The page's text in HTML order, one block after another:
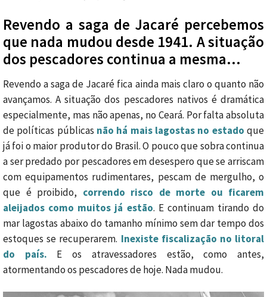
Revendo a saga de Jacaré percebemos
que nada mudou desde 1941. A situação
dos pescadores continua a mesma…
Revendo a saga de Jacaré fica ainda mais claro o quanto não
avançamos. A situação dos pescadores nativos é dramática
especialmente, mas não apenas, no Ceará. Por falta absoluta
de políticas públicas não há mais lagostas no estado que
já foi o maior produtor do Brasil. O pouco que sobra continua
a ser predado por pescadores em desespero que se arriscam
com equipamentos rudimentares, pescam de mergulho, o
que é proibido, correndo risco de morte ou ficarem
aleijados como muitos já estão. E continuam tirando do
mar lagostas abaixo do tamanho mínimo sem dar tempo dos
estoques se recuperarem. Inexiste fiscalização no litoral
do país. E os atravessadores estão, como antes,
atormentando os pescadores de hoje. Nada mudou.